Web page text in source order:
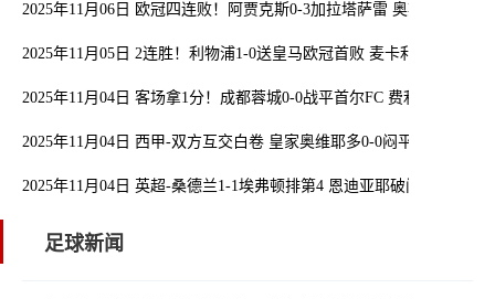
2025年11月06日 欧冠四连败！阿贾克斯0-3加拉塔萨雷 奥斯梅恩戴帽
2025年11月05日 2连胜！利物浦1-0送皇马欧冠首败 麦卡利斯特制胜
2025年11月04日 客场拿1分！成都蓉城0-0战平首尔FC 费利佩进球被
2025年11月04日 西甲-双方互交白卷 皇家奥维耶多0-0闷平奥萨苏纳
2025年11月04日 英超-桑德兰1-1埃弗顿排第4 恩迪亚耶破门扎卡扳平
足球新闻